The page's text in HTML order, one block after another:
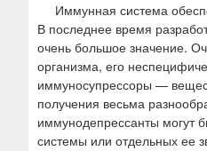
м
е
н
ю
Иммунная система
В последнее время
очень большое значение.
организма, его
иммуносупрессоры —
получения весьма
иммунодепрессанты могут
системы или отдельных ее